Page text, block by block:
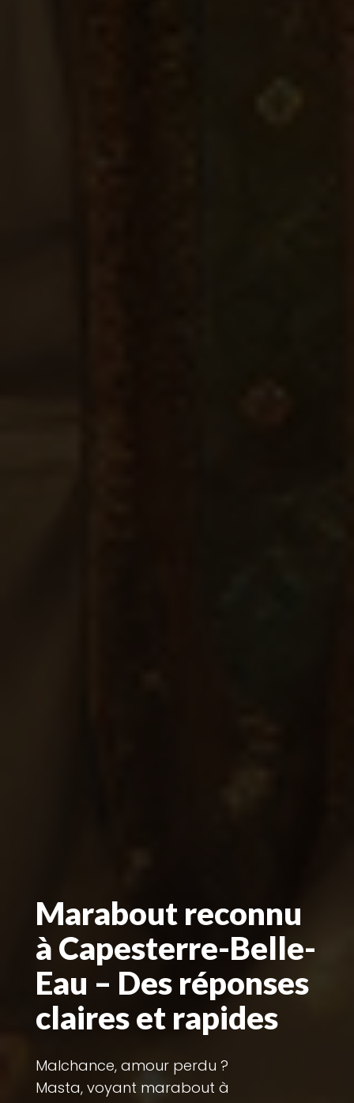
Marabout reconnu
à Capesterre-Belle-
Eau – Des réponses
claires et rapides
Malchance, amour perdu ?
Masta, voyant marabout à